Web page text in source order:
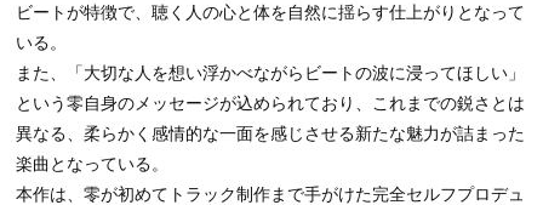
ビートが特徴で、聴く人の心と体を自然に揺らす仕上がりとなって
いる。
また、「大切な人を想い浮かべながらビートの波に浸ってほしい」
という零自身のメッセージが込められており、これまでの鋭さとは
異なる、柔らかく感情的な一面を感じさせる新たな魅力が詰まった
楽曲となっている。
本作は、零が初めてトラック制作まで手がけた完全セルフプロデュ